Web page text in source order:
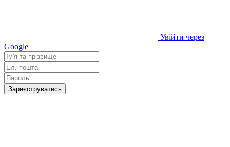
Увійти через
Google
Зареєструватись